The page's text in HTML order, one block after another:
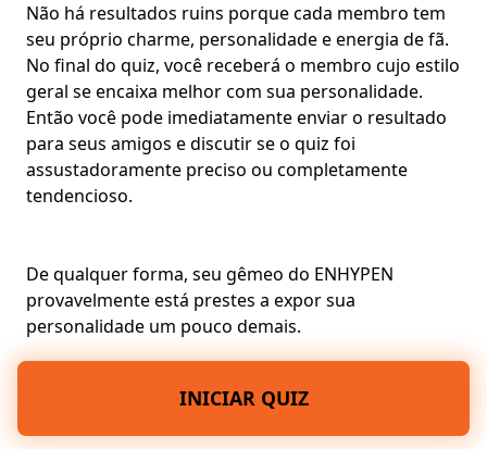
Não há resultados ruins porque cada membro tem
seu próprio charme, personalidade e energia de fã.
No final do quiz, você receberá o membro cujo estilo
geral se encaixa melhor com sua personalidade.
Então você pode imediatamente enviar o resultado
para seus amigos e discutir se o quiz foi
assustadoramente preciso ou completamente
tendencioso.
De qualquer forma, seu gêmeo do ENHYPEN
provavelmente está prestes a expor sua
personalidade um pouco demais.
INICIAR QUIZ